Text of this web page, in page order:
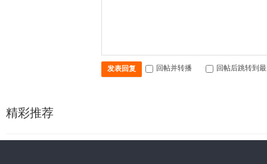
发表回复 回帖并转播 回帖后跳转到
精彩推荐